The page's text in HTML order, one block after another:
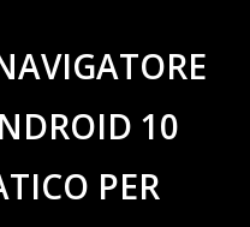
10
PER